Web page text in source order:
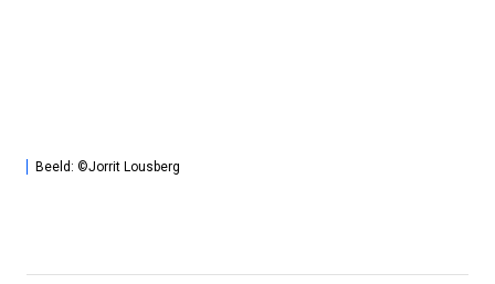
Beeld: ©Jorrit Lousberg